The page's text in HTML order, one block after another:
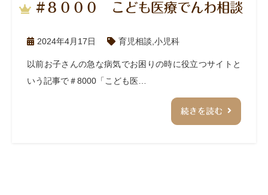
#８０００ こども医療でんわ相談
2024年4月17日 育児相談 小児科
以前お子さんの急な病気でお困りの時に役立つサイトと
いう記事で＃8000「こども医…
続きを読む